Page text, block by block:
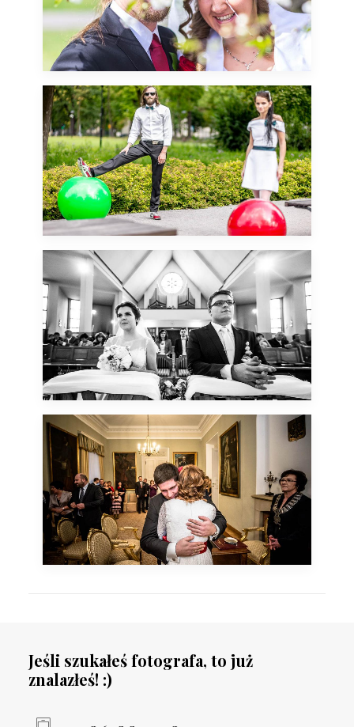
Ślub i małe wesele dla
najbliższej rodziny w
Warszawie niedaleko
Mokotowa i Czerniakowa!
31 sierpnia, 2014
Krzysiek prowadzi studio
treningu personalnego w
Grodzisku Mazowieckim i
w życiu prywatnym z Basią
spełniają się w aktywnym
życiu to na małą sesję
plenerową wybraliśmy
naturę i sportowe dodatki.
20 maja, 2014
Historia miłośna z
Grodziska Mazowieckiego
uwieczniona podczas
święta państwowego dnia
3 maja.
14 grudnia, 2013
Kameralny ślub w
grudniu. Reportaż
wykonany w Zamku i
Nowym Domu Sztuki w
Jeśli szukałeś fotografa, to już
znalazłeś! :)